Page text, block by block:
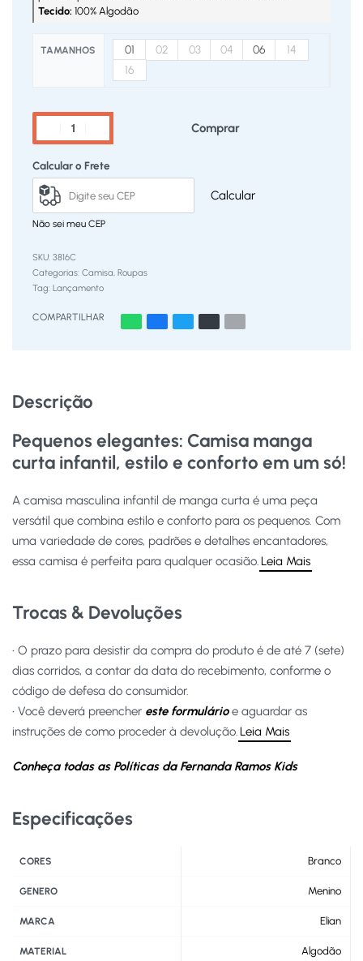
Tecido: 100% Algodão
TAMANHOS 01 02 03 04 06
14
16
Comprar
Calcular o Frete
Calcular
Não sei meu CEP
3816C
Categorias: Camisa, Roupas
Tag: Lançamento
COMPARTILHAR
Descrição
Pequenos elegantes: Camisa manga
curta infantil, estilo e conforto em um só!
A camisa masculina infantil de manga curta é uma peça
versátil que combina estilo e conforto para os pequenos. Com
uma variedade de cores, padrões e detalhes encantadores,
essa camisa é perfeita para qualquer ocasião. Leia Mais
Trocas & Devoluções
• O prazo para desistir da compra do produto é de até 7 (sete)
dias corridos, a contar da data do recebimento, conforme o
código de defesa do consumidor.
• Você deverá preencher este formulárioe aguardar as
instruções de como proceder à devolução.Leia Mais
Conheça todas as Políticas da Fernanda Ramos Kids
Especificações
CORES Branco
GENERO Menino
MARCA Elian
MATERIAL Algodão